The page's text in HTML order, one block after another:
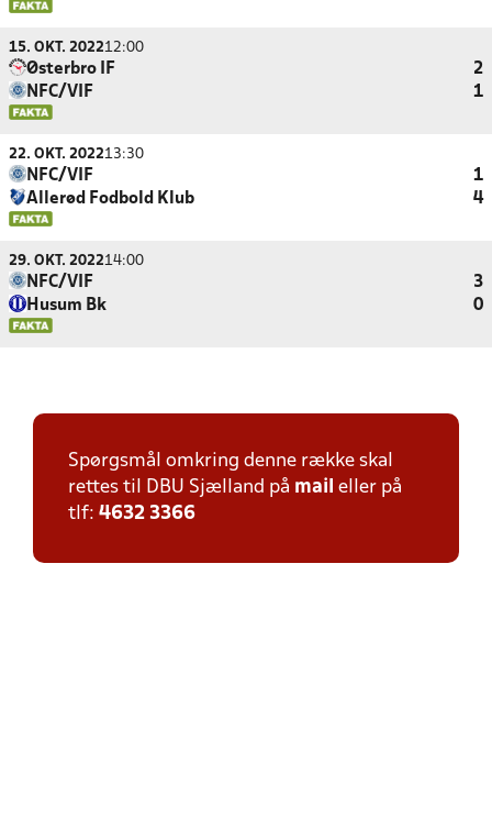
15. OKT. 202212:00
Østerbro IF
2
NFC/VIF
1
22. OKT. 202213:30
NFC/VIF
1
Allerød Fodbold Klub
4
29. OKT. 202214:00
NFC/VIF
3
Husum Bk
0
Spørgsmål omkring denne række skal
rettes til DBU Sjælland på mail eller på
tlf: 4632 3366